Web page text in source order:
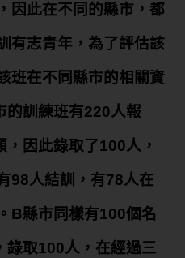
因此在不同的縣市，都
有志青年，為了評估該
班在不同縣市的相關資
的訓練班有220人報
因此錄取了100人，
98人結訓，有78人在
B縣市同樣有100個名
錄取100人，在經過三